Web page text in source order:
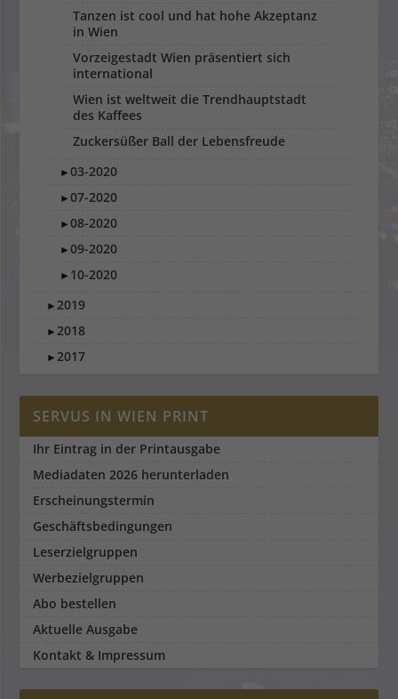
Tanzen ist cool und hat hohe Akzeptanz
in Wien
Vorzeigestadt Wien präsentiert sich
international
Wien ist weltweit die Trendhauptstadt
des Kaffees
Zuckersüßer Ball der Lebensfreude
►03-2020
►07-2020
►08-2020
►09-2020
► 10-2020
►2019
►2018
►2017
SERVUS IN WIEN PRINT
Ihr Eintrag in der Printausgabe
Mediadaten 2026 herunterladen
Erscheinungstermin
Geschäftsbedingungen
Leserzielgruppen
Werbezielgruppen
Abo bestellen
Aktuelle Ausgabe
Kontakt & Impressum